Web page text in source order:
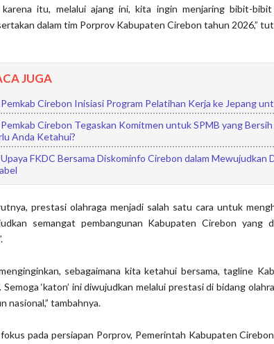
karena itu, melalui ajang ini, kita ingin menjaring bibit-
dalam tim Porprov Kabupaten Cirebon tahun 2026,”
JUGA
Pemkab Cirebon Inisiasi Program Pelatihan Kerja ke Jepang
Pemkab Cirebon Tegaskan Komitmen untuk SPMB yang
Anda Ketahui?
Upaya FKDC Bersama Diskominfo Cirebon dalam Mewujudkan
prestasi olahraga menjadi salah satu cara untuk
semangat pembangunan Kabupaten Cirebon yang
sebagaimana kita ketahui bersama, tagline
Semoga ‘katon’ ini diwujudkan melalui prestasi di bidang
nasional,” tambahnya.
pada persiapan Porprov, Pemerintah Kabupaten